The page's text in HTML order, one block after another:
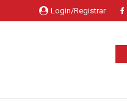
Login/Registrar